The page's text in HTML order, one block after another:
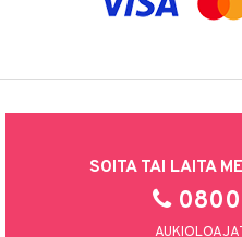
SOITA TAI LAITA
0800